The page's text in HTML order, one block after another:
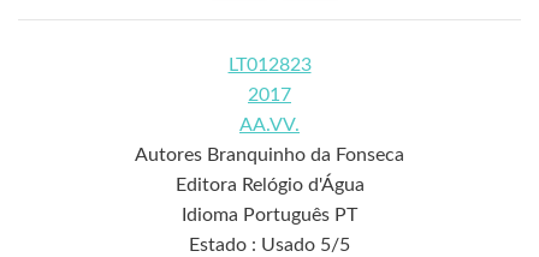
LT012823
2017
AA.VV.
Autores Branquinho da Fonseca
Editora Relógio d'Água
Idioma Português PT
Estado : Usado 5/5